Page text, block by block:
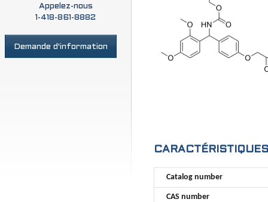
Appelez-nous
1-418-861-8882
Demande d'information
CARACTÉRISTIQUES
Catalog number
CAS number